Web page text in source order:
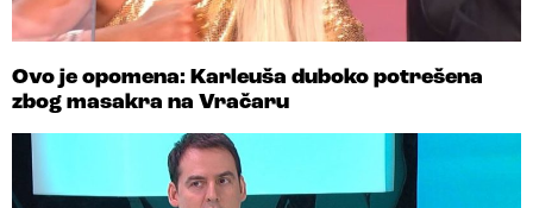
Ovo je opomena: Karleuša duboko potrešena
zbog masakra na Vračaru